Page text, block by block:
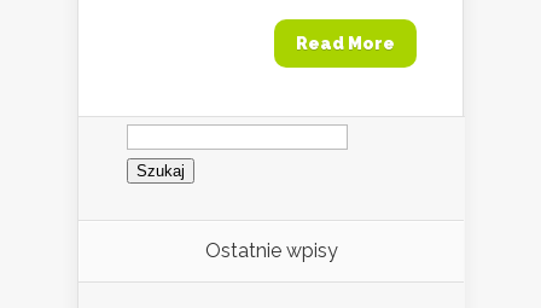
Read More
Szukaj:
Ostatnie wpisy